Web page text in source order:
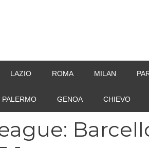
LAZIO ROMA MILAN
PALERMO GENOA CHIEVO